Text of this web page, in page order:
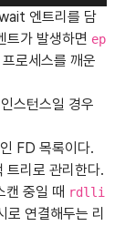
엔트리를 담
트가 발생하면 ep
로세스를 깨운
스턴스일 경우
FD 목록이다.
트리로 관리한다.
중일 때 rdlli
로 연결해두는 리